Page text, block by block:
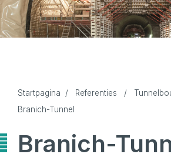
Startpagina / Referenties /
Branich-Tunnel
Branich-